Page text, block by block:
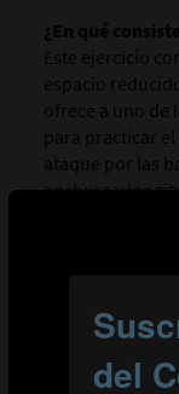
¿En qué
Este ejercicio
espacio
ofrece a uno
para practicar
ataque por las
anchura y
cambiar de
cambios de